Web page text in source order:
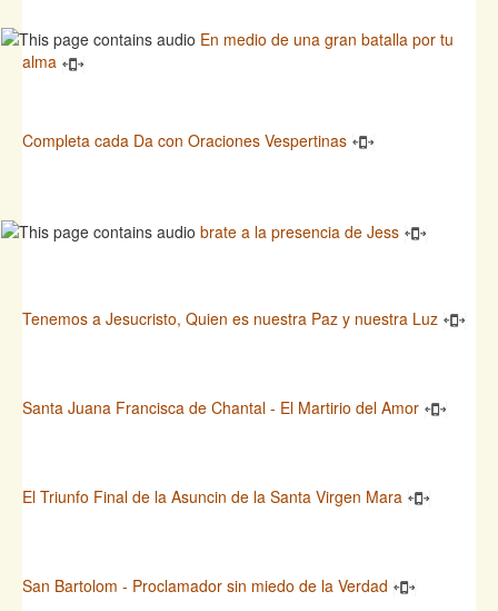
En medio de una gran batalla por tu
alma
Completa cada Da con Oraciones Vespertinas
brate a la presencia de Jess
Tenemos a Jesucristo, Quien es nuestra Paz y nuestra Luz
Santa Juana Francisca de Chantal - El Martirio del Amor
El Triunfo Final de la Asuncin de la Santa Virgen Mara
San Bartolom - Proclamador sin miedo de la Verdad